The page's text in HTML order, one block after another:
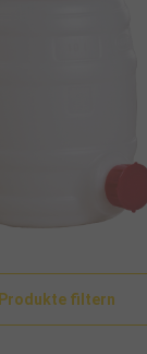
Produkte filtern